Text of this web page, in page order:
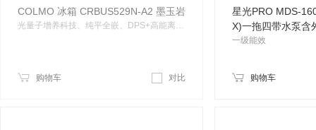
COLMO 冰箱 CRBUS529N-A2 墨玉岩
光量子增养科技、纯平全嵌、DPS+高能离子除菌、
购物车 对比
星光PRO MDS-
X)一拖四带水泵含
一级能效
购物车